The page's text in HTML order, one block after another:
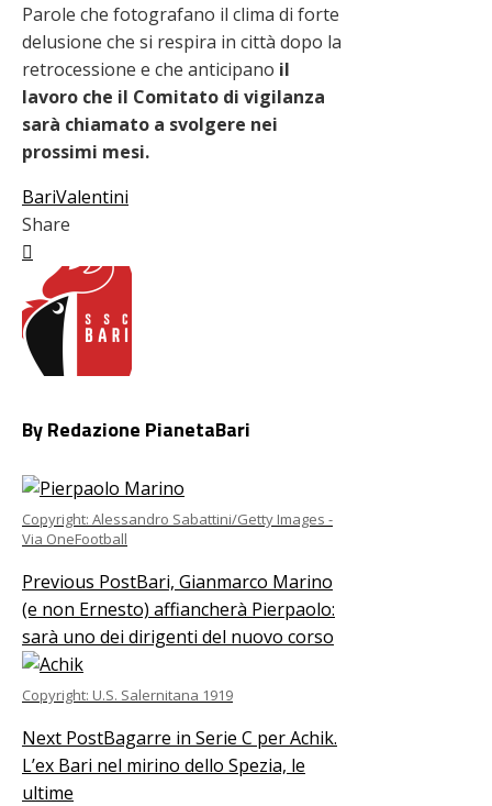
Parole che fotografano il clima di forte
delusione che si respira in città dopo la
retrocessione e che anticipano il
lavoro che il Comitato di vigilanza
sarà chiamato a svolgere nei
prossimi mesi.
BariValentini
Share
Facebook
Twitter
LinkedIn
Pinterest
By Redazione PianetaBari
Copyright: Alessandro Sabattini/Getty Images -
Via OneFootball
Previous PostBari, Gianmarco Marino
(e non Ernesto) affiancherà Pierpaolo:
sarà uno dei dirigenti del nuovo corso
Copyright: U.S. Salernitana 1919
Next PostBagarre in Serie C per Achik.
L’ex Bari nel mirino dello Spezia, le
ultime